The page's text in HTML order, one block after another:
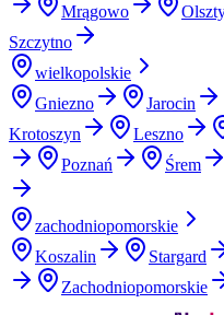
Mrągowo
Szczytno
wielkopolskie
Gniezno
Jarocin
Krotoszyn
Leszno
Poznań
Śrem
zachodniopomorskie
Koszalin
Stargard
Zachodniopomorskie